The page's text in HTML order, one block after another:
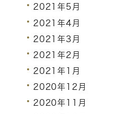
2021年5月
2021年4月
2021年3月
2021年2月
2021年1月
2020年12月
2020年11月